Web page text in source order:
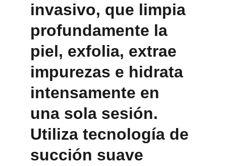
invasivo, que limpia
profundamente la
piel, exfolia, extrae
impurezas e hidrata
intensamente en
una sola sesión.
Utiliza tecnología de
succión suave